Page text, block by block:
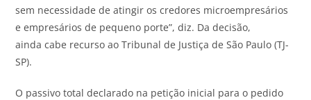
sem necessidade de atingir os credores microempresários
e empresários de pequeno porte”, diz. Da decisão,
ainda cabe recurso ao Tribunal de Justiça de São Paulo (TJ-
SP).
O passivo total declarado na petição inicial para o pedido